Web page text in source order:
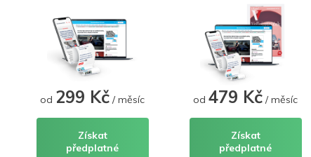
od 299 Kč / měsíc
Získat
předplatné
od479 Kč / měsíc
Získat
předplatné